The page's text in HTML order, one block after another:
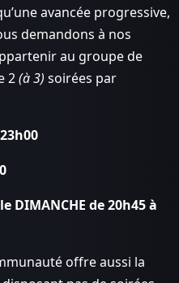
avancée progressive,
demandons à nos
au groupe de
2(à 3) soirées par
DIMANCHE de 20h45 à
offre aussi la